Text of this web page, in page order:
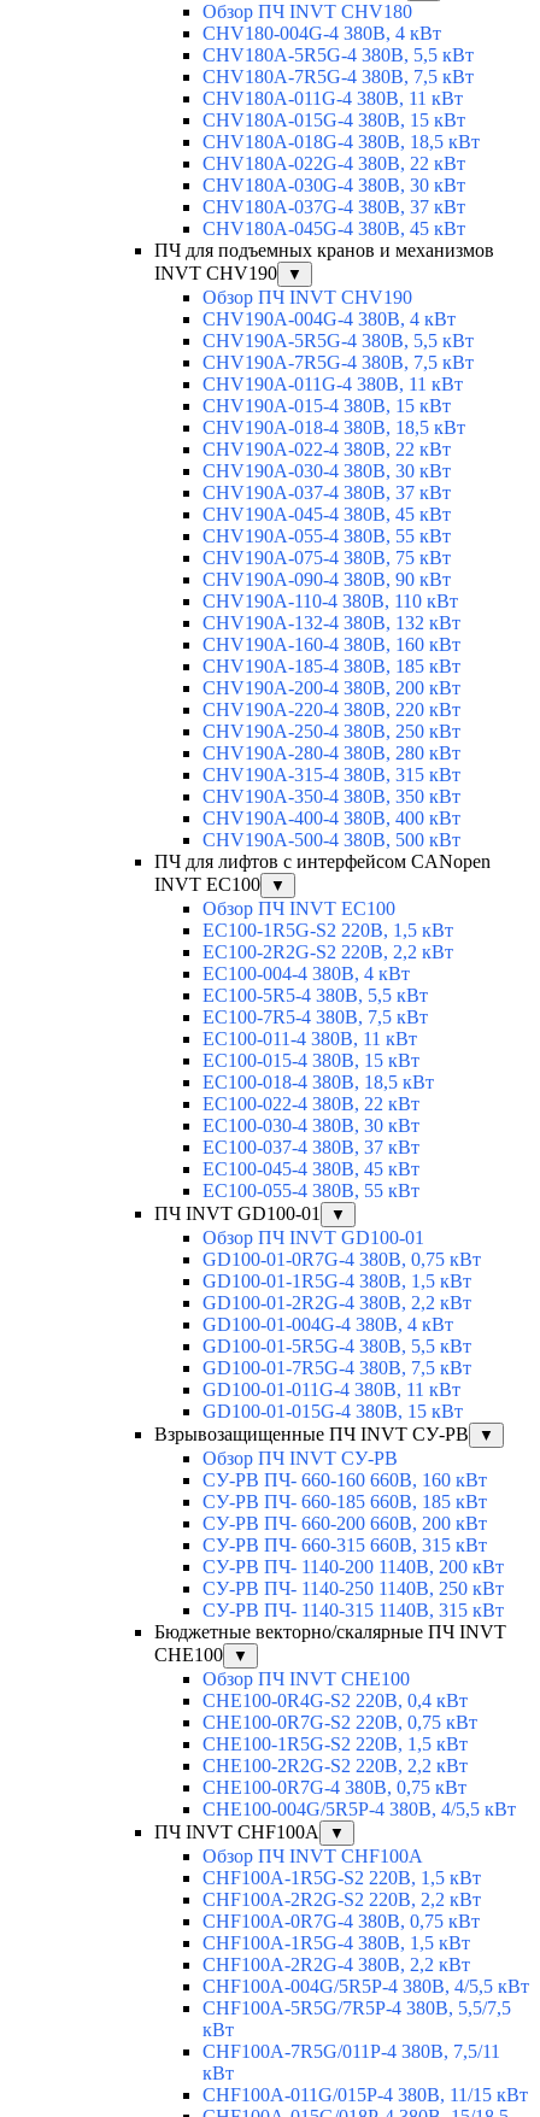
Обзор ПЧ INVT CHV180
CHV180-004G-4 380В, 4 кВт
CHV180A-5R5G-4 380В, 5,5 кВт
CHV180A-7R5G-4 380В, 7,5 кВт
CHV180A-011G-4 380В, 11 кВт
CHV180A-015G-4 380В, 15 кВт
CHV180A-018G-4 380В, 18,5 кВт
CHV180A-022G-4 380В, 22 кВт
CHV180A-030G-4 380В, 30 кВт
CHV180A-037G-4 380В, 37 кВт
CHV180A-045G-4 380В, 45 кВт
ПЧ для подъемных кранов и механизмов
INVT CHV190
▼
Обзор ПЧ INVT CHV190
CHV190A-004G-4 380В, 4 кВт
CHV190A-5R5G-4 380В, 5,5 кВт
CHV190A-7R5G-4 380В, 7,5 кВт
CHV190A-011G-4 380В, 11 кВт
CHV190A-015-4 380В, 15 кВт
CHV190A-018-4 380В, 18,5 кВт
CHV190A-022-4 380В, 22 кВт
CHV190A-030-4 380В, 30 кВт
CHV190A-037-4 380В, 37 кВт
CHV190A-045-4 380В, 45 кВт
CHV190A-055-4 380В, 55 кВт
CHV190A-075-4 380В, 75 кВт
CHV190A-090-4 380В, 90 кВт
CHV190A-110-4 380В, 110 кВт
CHV190A-132-4 380В, 132 кВт
CHV190A-160-4 380В, 160 кВт
CHV190A-185-4 380В, 185 кВт
CHV190A-200-4 380В, 200 кВт
CHV190A-220-4 380В, 220 кВт
CHV190A-250-4 380В, 250 кВт
CHV190A-280-4 380В, 280 кВт
CHV190A-315-4 380В, 315 кВт
CHV190A-350-4 380В, 350 кВт
CHV190A-400-4 380В, 400 кВт
CHV190A-500-4 380В, 500 кВт
ПЧ для лифтов с интерфейсом CANopen
INVT EC100
▼
Обзор ПЧ INVT EC100
EC100-1R5G-S2 220В, 1,5 кВт
EC100-2R2G-S2 220В, 2,2 кВт
EC100-004-4 380В, 4 кВт
EC100-5R5-4 380В, 5,5 кВт
EC100-7R5-4 380В, 7,5 кВт
EC100-011-4 380В, 11 кВт
EC100-015-4 380В, 15 кВт
EC100-018-4 380В, 18,5 кВт
EC100-022-4 380В, 22 кВт
EC100-030-4 380В, 30 кВт
EC100-037-4 380В, 37 кВт
EC100-045-4 380В, 45 кВт
EC100-055-4 380В, 55 кВт
ПЧ INVT GD100-01
▼
Обзор ПЧ INVT GD100-01
GD100-01-0R7G-4 380В, 0,75 кВт
GD100-01-1R5G-4 380В, 1,5 кВт
GD100-01-2R2G-4 380В, 2,2 кВт
GD100-01-004G-4 380В, 4 кВт
GD100-01-5R5G-4 380В, 5,5 кВт
GD100-01-7R5G-4 380В, 7,5 кВт
GD100-01-011G-4 380В, 11 кВт
GD100-01-015G-4 380В, 15 кВт
Взрывозащищенные ПЧ INVT СУ-РВ
▼
Обзор ПЧ INVT СУ-РВ
СУ-РВ ПЧ- 660-160 660В, 160 кВт
СУ-РВ ПЧ- 660-185 660В, 185 кВт
СУ-РВ ПЧ- 660-200 660В, 200 кВт
СУ-РВ ПЧ- 660-315 660В, 315 кВт
СУ-РВ ПЧ- 1140-200 1140В, 200 кВт
СУ-РВ ПЧ- 1140-250 1140В, 250 кВт
СУ-РВ ПЧ- 1140-315 1140В, 315 кВт
Бюджетные векторно/скалярные ПЧ INVT
CHE100
▼
Обзор ПЧ INVT CHE100
CHE100-0R4G-S2 220В, 0,4 кВт
CHE100-0R7G-S2 220В, 0,75 кВт
CHE100-1R5G-S2 220В, 1,5 кВт
CHE100-2R2G-S2 220В, 2,2 кВт
CHE100-0R7G-4 380В, 0,75 кВт
CHE100-004G/5R5P-4 380В, 4/5,5 кВт
ПЧ INVT CHF100A
▼
Обзор ПЧ INVT CHF100A
CHF100A-1R5G-S2 220В, 1,5 кВт
CHF100A-2R2G-S2 220В, 2,2 кВт
CHF100A-0R7G-4 380В, 0,75 кВт
CHF100A-1R5G-4 380В, 1,5 кВт
CHF100A-2R2G-4 380В, 2,2 кВт
CHF100A-004G/5R5P-4 380В, 4/5,5 кВт
CHF100A-5R5G/7R5P-4 380В, 5,5/7,5
кВт
CHF100A-7R5G/011P-4 380В, 7,5/11
кВт
CHF100A-011G/015P-4 380В, 11/15 кВт